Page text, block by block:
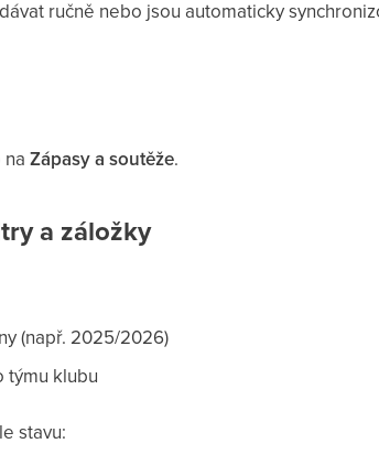
ručně nebo jsou automaticky
naZápasy a soutěže.
a záložky
(např. 2025/2026)
klubu
stavu: